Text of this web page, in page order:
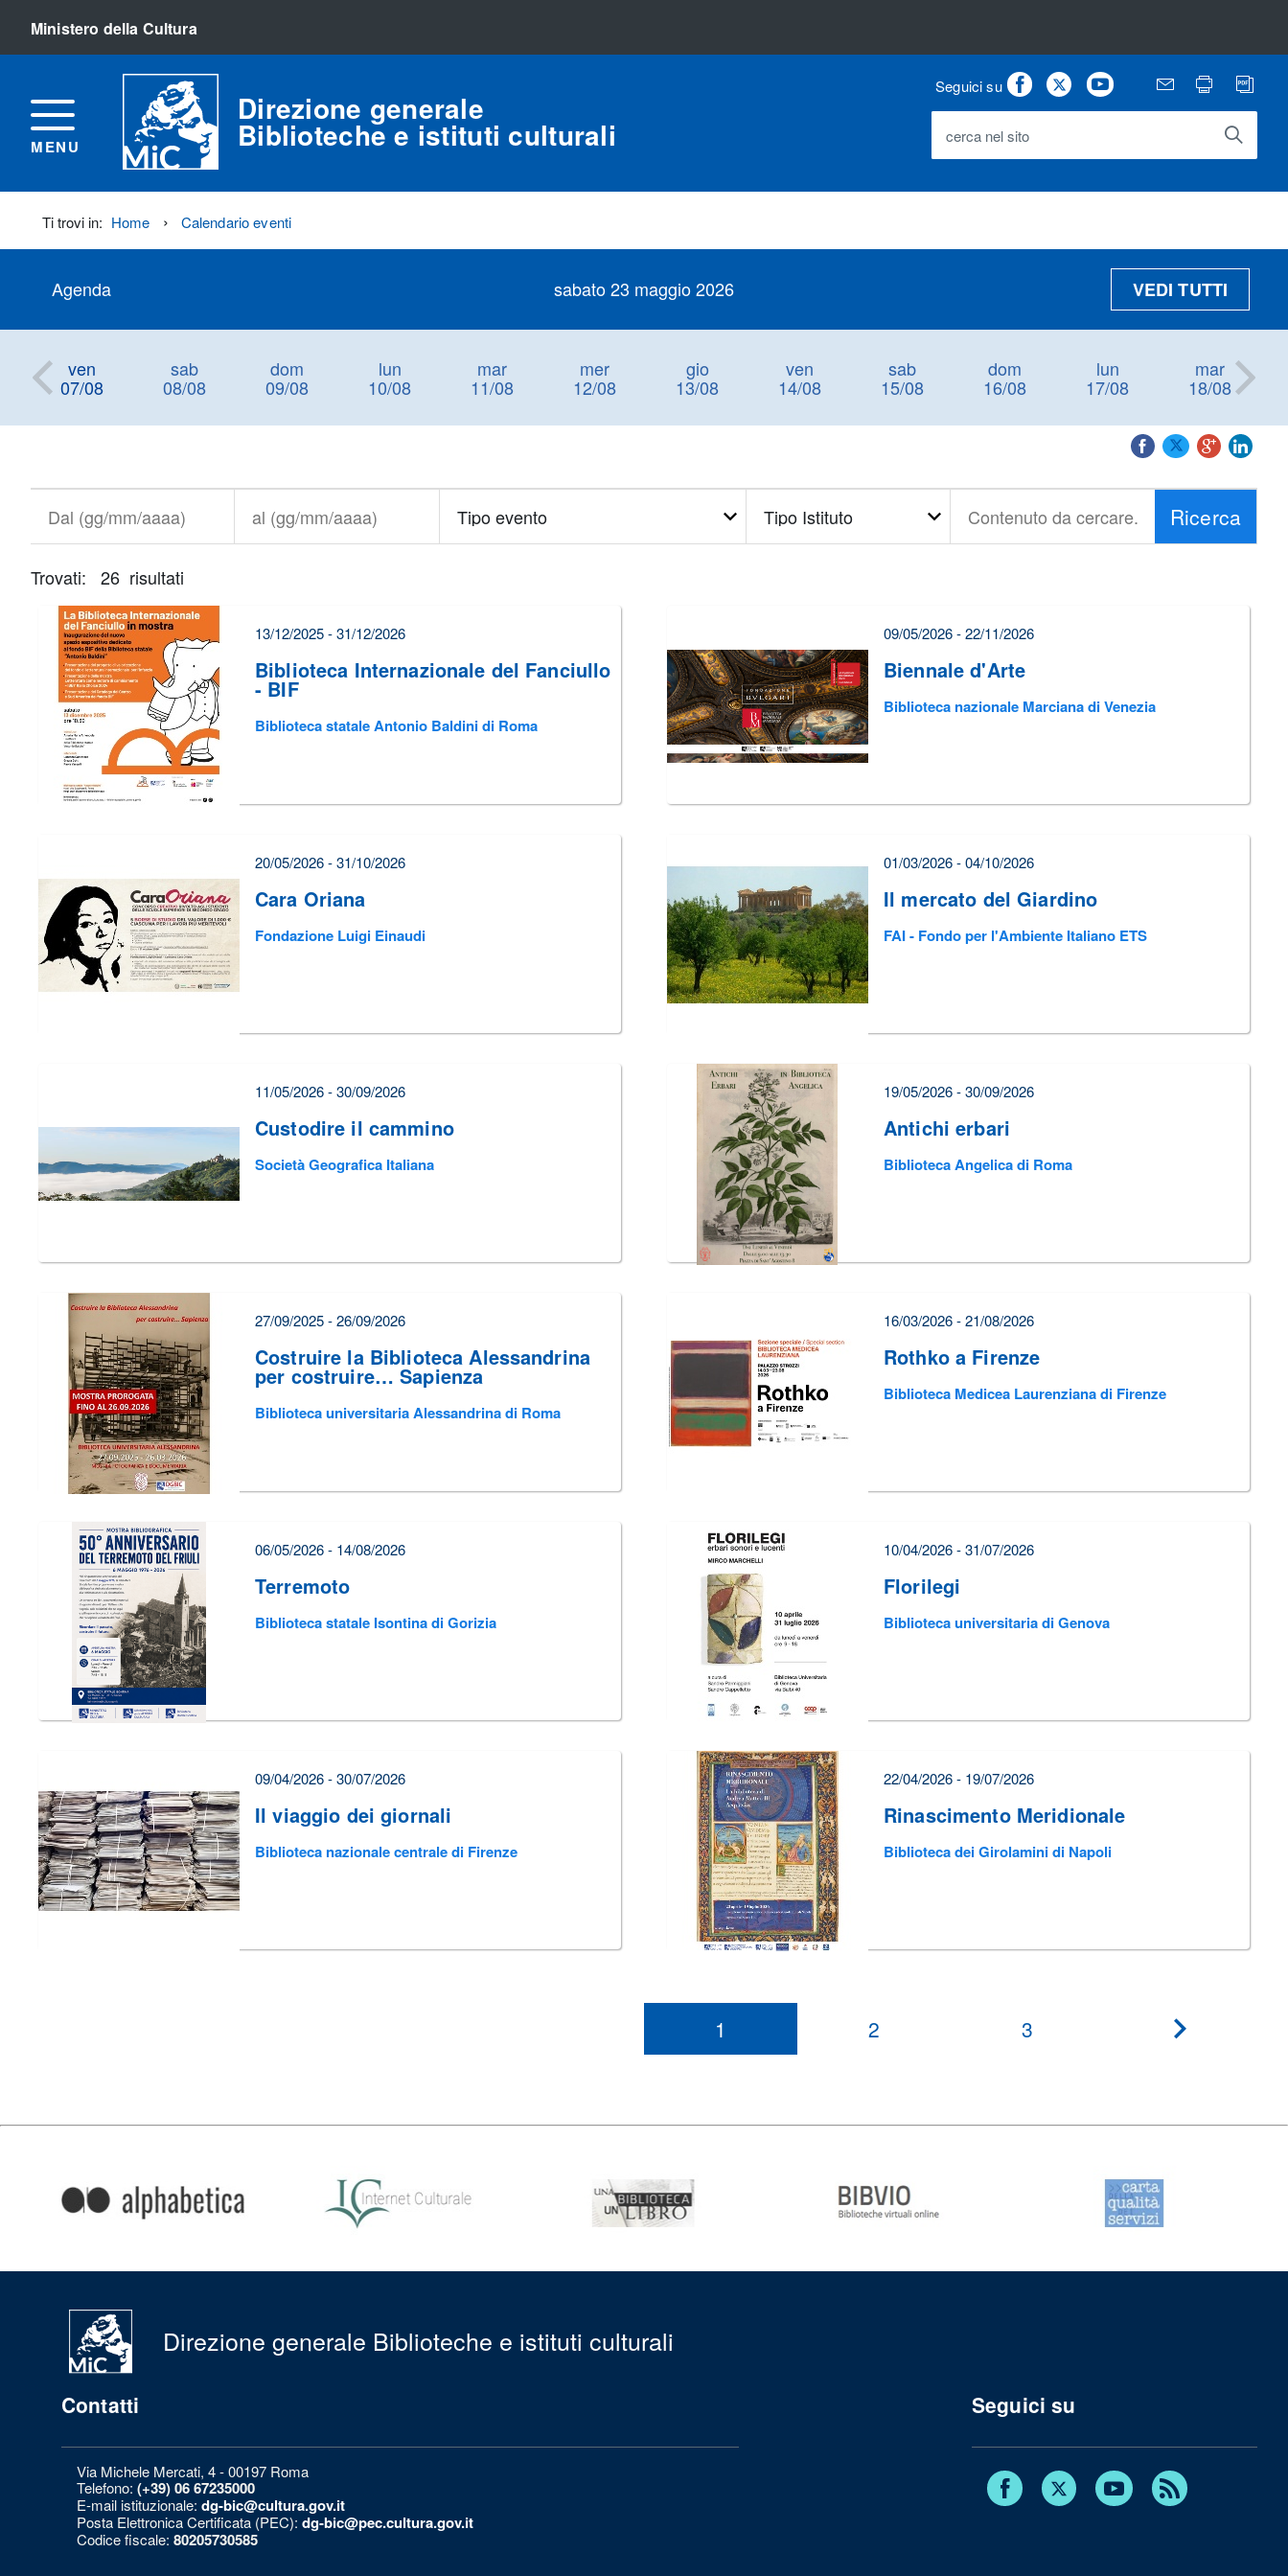
Ministero della Cultura
MENU
Direzione generale
Biblioteche e istituti culturali
Seguici su Facebook
TwitterYoutube Email Stampa
cerca nel sito
Ti trovi in: Home Calendario eventi
Agenda sabato 23 maggio 2026 VEDI TUTTI
ven
07/08
sab
08/08
dom
09/08
lun
10/08
mar
11/08
mer
12/08
gio
13/08
ven
14/08
sab
15/08
dom
16/08
lun
17/08
mar
18/08
Dal
(gg/mm/aaaa)
al
Tipo
evento
Tipo
Istituto
Contenuto
da
Ricerca
È
necessario
correggere
alcuni
errori
prima
poter
inviare
Trovati: 26 risultati
13/12/2025 - 31/12/2026
Biblioteca Internazionale del Fanciullo
- BIF
Biblioteca statale Antonio Baldini di Roma
09/05/2026 - 22/11/2026
Biennale d'Arte
Biblioteca nazionale Marciana di Venezia
20/05/2026 - 31/10/2026
Cara Oriana
Fondazione Luigi Einaudi
01/03/2026 - 04/10/2026
Il mercato del Giardino
FAI - Fondo per l'Ambiente Italiano ETS
11/05/2026 - 30/09/2026
Custodire il cammino
Società Geografica Italiana
19/05/2026 - 30/09/2026
Antichi erbari
Biblioteca Angelica di Roma
27/09/2025 - 26/09/2026
Costruire la Biblioteca Alessandrina
per costruire… Sapienza
Biblioteca universitaria Alessandrina di Roma
16/03/2026 - 21/08/2026
Rothko a Firenze
Biblioteca Medicea Laurenziana di Firenze
06/05/2026 - 14/08/2026
Terremoto
Biblioteca statale Isontina di Gorizia
10/04/2026 - 31/07/2026
Florilegi
Biblioteca universitaria di Genova
09/04/2026 - 30/07/2026
Il viaggio dei giornali
Biblioteca nazionale centrale di Firenze
22/04/2026 - 19/07/2026
Rinascimento Meridionale
Biblioteca dei Girolamini di Napoli
1 2 3
Direzione generale Biblioteche e istituti culturali
Contatti
Via Michele Mercati, 4 - 00197 Roma
Telefono: (+39) 06 67235000
E-mail istituzionale: dg-bic@cultura.gov.it
Posta Elettronica Certificata (PEC): dg-bic@pec.cultura.gov.it
Codice fiscale: 80205730585
Seguici su
Facebook Twitter Youtube